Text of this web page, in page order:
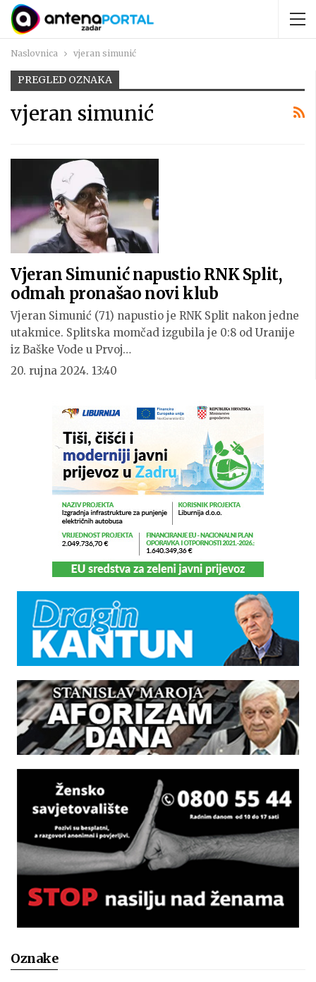
Naslovnica vjeran simunić
PREGLED OZNAKA
vjeran simunić
Vjeran Simunić napustio RNK Split,
odmah pronašao novi klub
Vjeran Simunić (71) napustio je RNK Split nakon jedne
utakmice. Splitska momčad izgubila je 0:8 od Uranije
iz Baške Vode u Prvoj…
20. rujna 2024. 13:40
Oznake